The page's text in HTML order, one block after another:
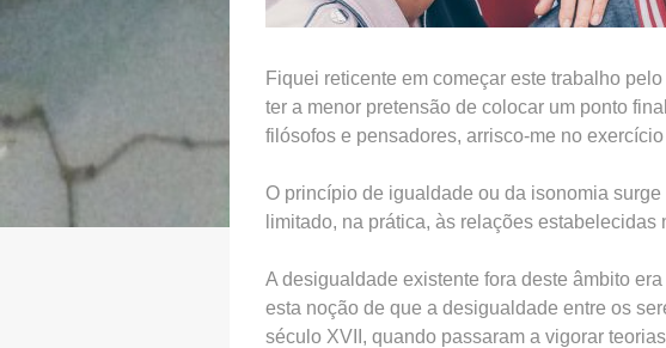
Fiquei reticente em começar este trabalho
ter a menor pretensão de colocar um ponto
filósofos e pensadores, arrisco-me no
O princípio de igualdade ou da isonomia
limitado, na prática, às relações estabelecidas
A desigualdade existente fora deste âmbito
esta noção de que a desigualdade entre os
século XVII, quando passaram a vigorar